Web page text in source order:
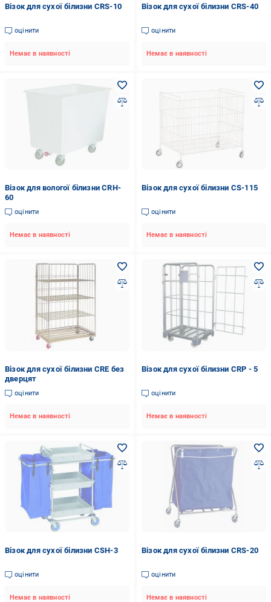
Візок для сухої білизни CRS-10
оцінити
Немає в наявності
Візок для сухої білизни CRS-40
оцінити
Немає в наявності
Візок для вологої білизни CRH-
60
оцінити
Немає в наявності
Візок для сухої білизни CS-115
оцінити
Немає в наявності
Візок для сухої білизни CRE без
дверцят
оцінити
Немає в наявності
Візок для сухої білизни CRP - 5
оцінити
Немає в наявності
Візок для сухої білизни CSH-3
оцінити
Немає в наявності
Візок для сухої білизни CRS-20
оцінити
Немає в наявності